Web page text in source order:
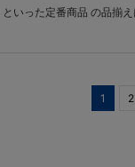
といった定番商品 の品揃
1 2